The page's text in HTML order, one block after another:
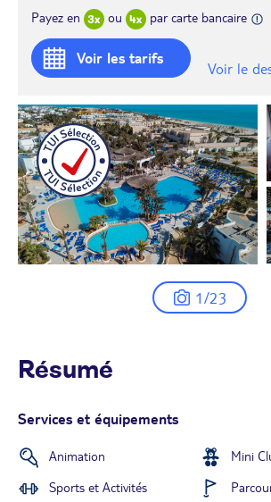
Payez en
ou par carte bancaire
Voir les tarifs
Voir le
1/23
Résumé
Services et équipements
Animation
Mini
Sports et Activités